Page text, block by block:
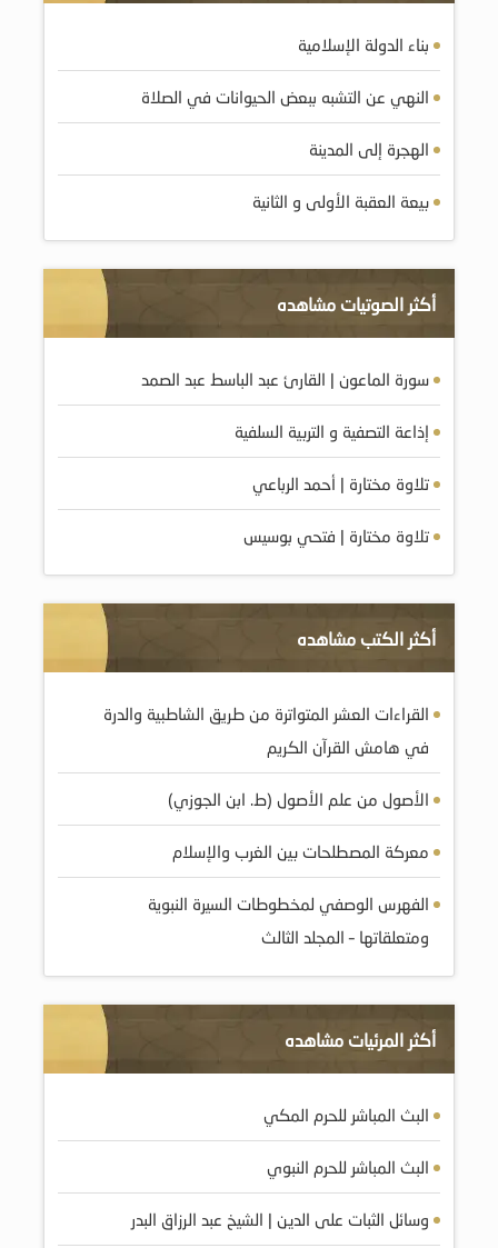
بناء الدولة الإسلامية
النهي عن التشبه ببعض الحيوانات في الصلاة
الهجرة إلى المدينة
بيعة العقبة الأولى و الثانية
أكثر الصوتيات مشاهده
سورة الماعون | القارئ عبد الباسط عبد الصمد
إذاعة التصفية و التربية السلفية
تلاوة مختارة | أحمد الرباعي
تلاوة مختارة | فتحي بوسيس
أكثر الكتب مشاهده
القراءات العشر المتواترة من طريق الشاطبية والدرة
في هامش القرآن الكريم
الأصول من علم الأصول (ط. ابن الجوزي)
معركة المصطلحات بين الغرب والإسلام
الفهرس الوصفي لمخطوطات السيرة النبوية
ومتعلقاتها – المجلد الثالث
أكثر المرئيات مشاهده
البث المباشر للحرم المكي
البث المباشر للحرم النبوي
وسائل الثبات على الدين | الشيخ عبد الرزاق البدر